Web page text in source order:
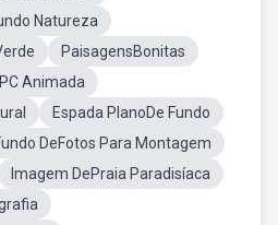
Natureza
PaisagensBonitas
Animada
Espada PlanoDe Fundo
DeFotos Para Montagem
Imagem DePraia Paradisíaca